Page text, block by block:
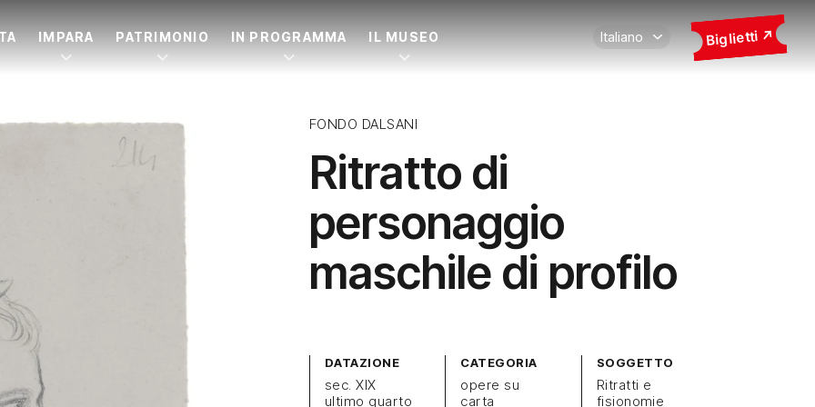
IMPARA PATRIMONIO IN PROGRAMMA IL MUSEO Biglietti
FONDO DALSANI
Ritratto di
personaggio
maschile di profilo
DATAZIONE
sec. XIX
ultimo quarto
CATEGORIA
opere su
carta
SOGGETTO
Ritratti e
fisionomie